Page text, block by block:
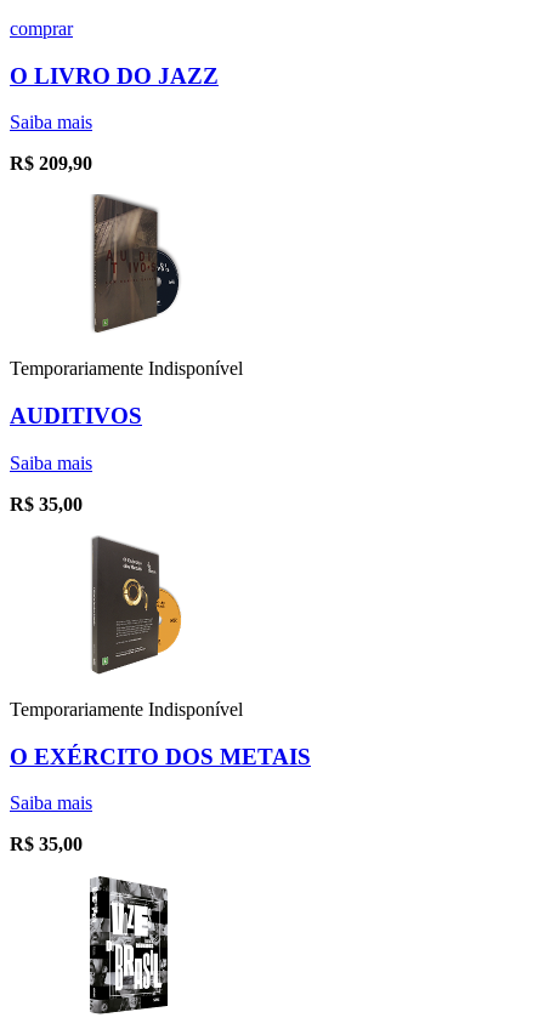
comprar
O LIVRO DO JAZZ
Saiba mais
R$ 209,90
Temporariamente Indisponível
AUDITIVOS
Saiba mais
R$ 35,00
Temporariamente Indisponível
O EXÉRCITO DOS METAIS
Saiba mais
R$ 35,00